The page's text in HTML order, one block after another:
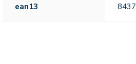
ean13